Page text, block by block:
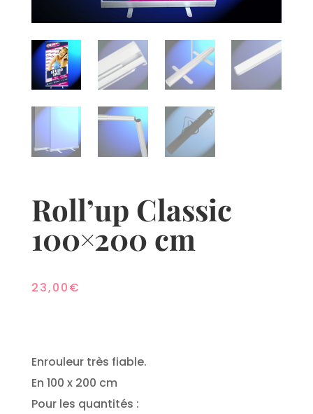
Roll’up Classic
100×200 cm
23,00€
Enrouleur très fiable.
En 100 x 200 cm
Pour les quantités :